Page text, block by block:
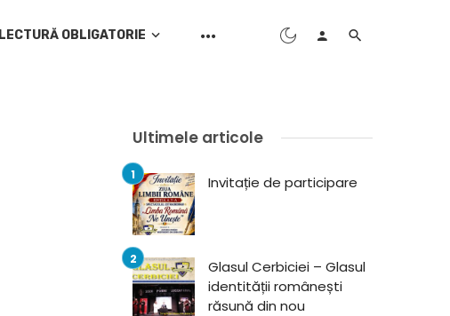
LECTURĂ OBLIGATORIE
Ultimele articole
Invitație de participare
Glasul Cerbiciei – Glasul
identității românești
răsună din nou